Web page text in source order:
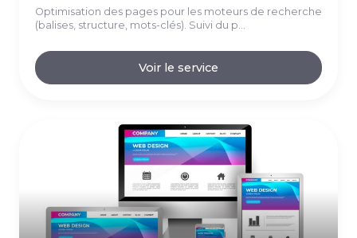
Optimisation des pages pour les moteurs de recherche
(balises, structure, mots-clés). Suivi du p...
Voir le service